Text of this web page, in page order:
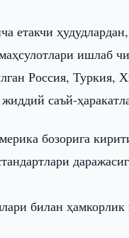
ишлаб
Россия, Туркия,
саъй-
бозорига
билан